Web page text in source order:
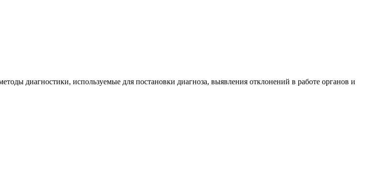
диагностики, используемые для постановки диагноза, выявления отклонений в работе органов и